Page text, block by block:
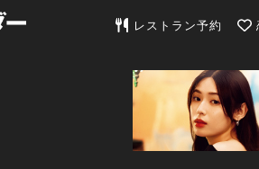
東京カレンダー | 最新
レストラン予約